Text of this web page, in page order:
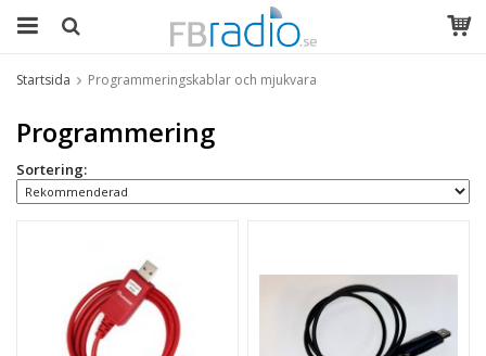
Startsida Programmeringskablar och mjukvara
Programmering
Sortering: